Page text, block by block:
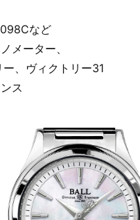
など
メーター、
、ヴィクトリー31
ス